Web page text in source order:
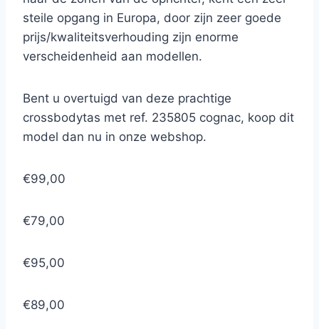
steile opgang in Europa, door zijn zeer goede
prijs/kwaliteitsverhouding zijn enorme
verscheidenheid aan modellen.
Bent u overtuigd van deze prachtige
crossbodytas met ref. 235805 cognac, koop dit
model dan nu in onze webshop.
€99,00
€79,00
€95,00
€89,00